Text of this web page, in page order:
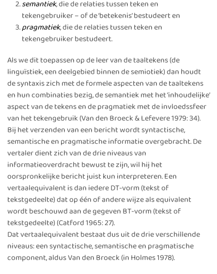
semantiek, die de relaties tussen teken en
tekengebruiker – of de ‘betekenis’ bestudeert en
pragmatiek, die de relaties tussen teken en
tekengebruiker bestudeert.
Als we dit toepassen op de leer van de taaltekens (de
linguïstiek, een deelgebied binnen de semiotiek) dan houdt
de syntaxis zich met de formele aspecten van de taaltekens
en hun combinaties bezig, de semantiek met het ‘inhoudelijke’
aspect van de tekens en de pragmatiek met de invloedssfeer
van het tekengebruik (Van den Broeck & Lefevere 1979: 34).
Bij het verzenden van een bericht wordt syntactische,
semantische en pragmatische informatie overgebracht. De
vertaler dient zich van de drie niveaus van
informatieoverdracht bewust te zijn, wil hij het
oorspronkelijke bericht juist kun interpreteren. Een
vertaalequivalent is dan iedere DT-vorm (tekst of
tekstgedeelte) dat op één of andere wijze als equivalent
wordt beschouwd aan de gegeven BT-vorm (tekst of
tekstgedeelte) (Catford 1965: 27).
Dat vertaalequivalent bestaat dus uit de drie verschillende
niveaus: een syntactische, semantische en pragmatische
component, aldus Van den Broeck (in Holmes 1978).